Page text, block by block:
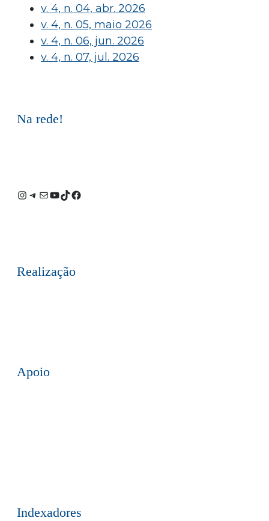
v. 4, n. 04, abr. 2026
v. 4, n. 05, maio 2026
v. 4, n. 06, jun. 2026
v. 4, n. 07, jul. 2026
Na rede!
Instagram
Telegram
E-Youtube
TikTok
Facebook
Realização
Apoio
Indexadores